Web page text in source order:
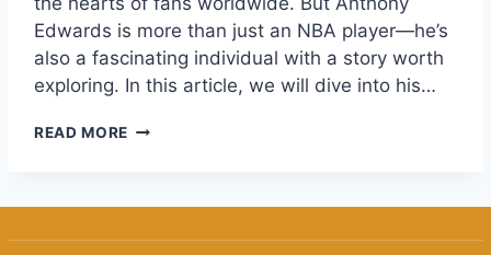
Edwards is more than just an NBA player—he’s
also a fascinating individual with a story worth
exploring. In this article, we will dive into his…
READ MORE ANTHONY
AND